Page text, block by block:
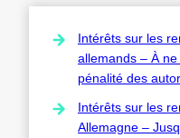
Intérêts sur les
allemands – À
pénalité des
Intérêts sur les
Allemagne –